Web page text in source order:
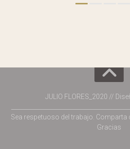
JULIO FLORES_2020 //
Sea respetuoso del trabajo.
Gracias